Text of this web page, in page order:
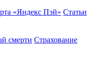
«Яндекс Пэй» Статьи
смерти Страхование